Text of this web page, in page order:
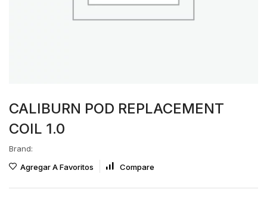
CALIBURN POD REPLACEMENT
COIL 1.0
Brand:
Agregar A Favoritos
Compare